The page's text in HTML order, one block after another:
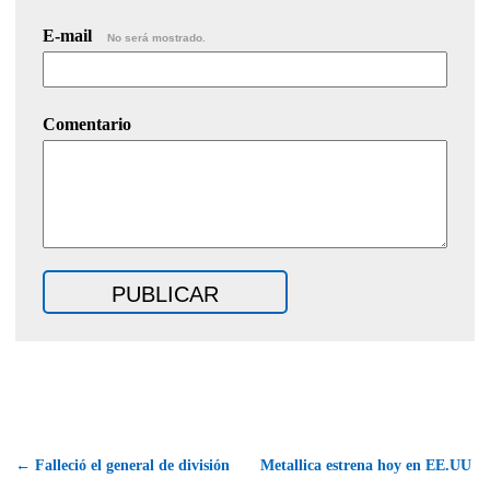
E-mail No será mostrado.
Comentario
← Falleció el general de división
Metallica estrena hoy en EE.UU